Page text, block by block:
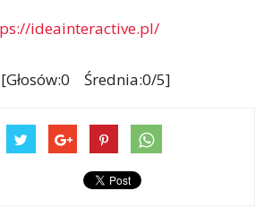
ideainteractive.pl/
[Głosów:0 Średnia:0/5]